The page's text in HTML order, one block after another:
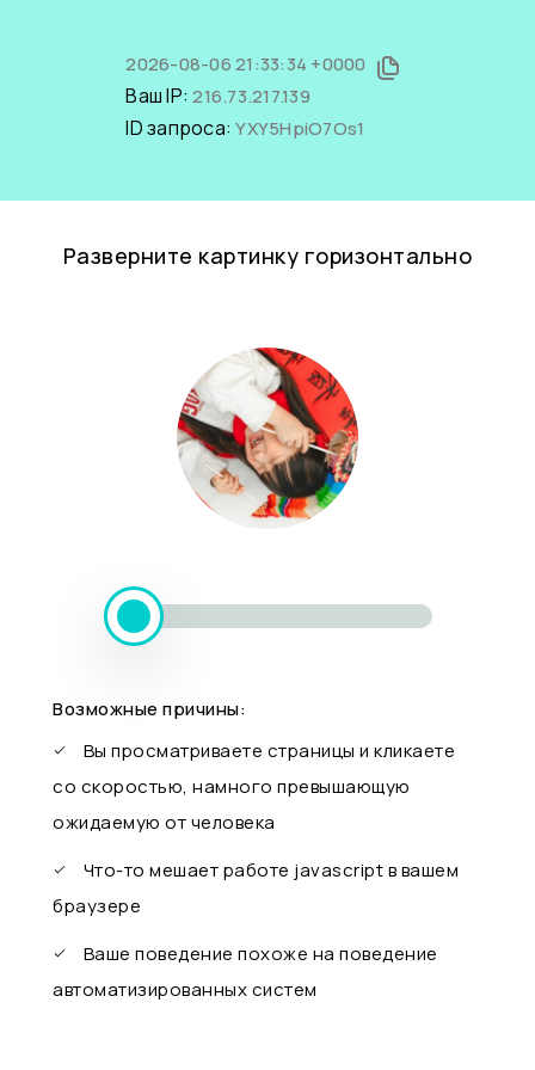
2026-08-06 21:33:34 +0000
Ваш IP:216.73.217.139
ID запроса:YXY5HpiO7Os1
Разверните картинку горизонтально
Возможные причины:
Вы просматриваете страницы и кликаете
со скоростью, намного превышающую
ожидаемую от человека
Что-то мешает работе javascript в вашем
браузере
Ваше поведение похоже на поведение
автоматизированных систем